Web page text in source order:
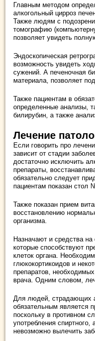
Главным методом
алкогольный цирроз
Также людям с
томографию
позволяет увидеть
Эндоскопическая
возможность увидеть
сужений. А печеночная
материала, позволяет
Также пациентам в
определенные анализы,
билирубин, а также
Лечение
Если говорить про
зависит от стадии
достаточно исключить
препараты,
обязательно следует
пациентам показан стол
Также показан прием
восстановлению
организма.
Назначают и средства на
которые способствуют
клеток органа.
глюкокортикоидов и
препаратов,
врача. Одним словом,
Для людей, страдающих
обязательным является
поскольку в противном
употребления спиртного,
невозможно вылечить